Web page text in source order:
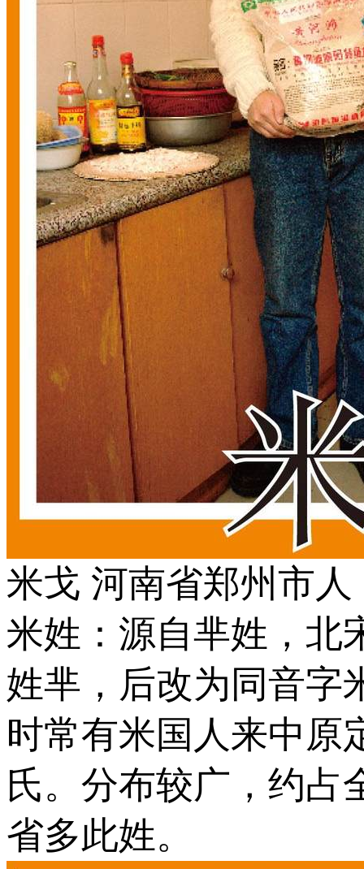
米戈 河南省郑州市人
米姓：源自芈姓，北
姓芈，后改为同音字
时常有米国人来中原
氏。分布较广，约占
省多此姓。